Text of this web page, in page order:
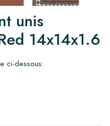
unis
14x14x1.6
ci-dessous: